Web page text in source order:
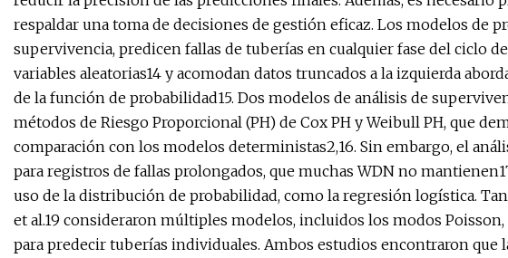
respaldar una toma de decisiones de gestión eficaz. Los modelos de
supervivencia, predicen fallas de tuberías en cualquier fase del ciclo
variables aleatorias14 y acomodan datos truncados a la izquierda
de la función de probabilidad15. Dos modelos de análisis de
métodos de Riesgo Proporcional (PH) de Cox PH y Weibull PH, que
comparación con los modelos deterministas2,16. Sin embargo, el
para registros de fallas prolongados, que muchas WDN no
uso de la distribución de probabilidad, como la regresión logística.
et al.19 consideraron múltiples modelos, incluidos los modos
para predecir tuberías individuales. Ambos estudios encontraron que